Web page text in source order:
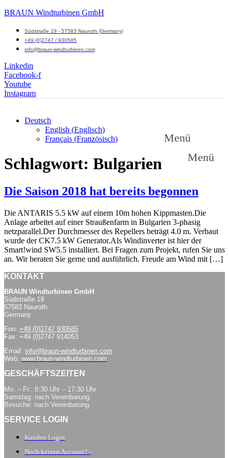
BRAUN Windturbinen GmbH
Südstraße 19 - 57583 Nauroth (Germany)
+49 (0)2747 / 930585
info@braun-windturbinen.com
Linkedin
Facebook-f
Youtube
Instagram
Deutsch
English (Englisch)
Français (Französisch)
Menü
Menü
Schlagwort: Bulgarien
Die Saison 2018 hat bereits begonnen
Die ANTARIS 5.5 kW auf einem 10m hohen Kippmasten.Die
Anlage arbeitet auf einer Straußenfarm in Bulgarien 3-phasig
netzparallel.Der Durchmesser des Repellers beträgt 4.0 m. Verbaut
wurde der CK7.5 kW Generator.Als Windinverter ist hier der
Smart!wind SW5.5 installiert. Bei Fragen zum Projekt, rufen Sie uns
an. Wir beraten Sie gerne und ausführlich. Freude am Wind mit […]
KONTAKT
BRAUN Windturbinen GmbH
Südstraße 19
57583 Nauroth
Germany
Fon: +49 (0)2747 930585
Fax: +49 (0)2747 914053
Email: info@braun-windturbinen.com
Web: www.braun-windturbinen.com
GESCHÄFTSZEITEN
Mo. – Fr.: 8:30 Uhr – 17:30 Uhr
Samstag: nach Vereinbarung.
Besuche: nach Vereinbarung.
SERVICE LOGIN
Kunden Login
Noch keinen Account? -